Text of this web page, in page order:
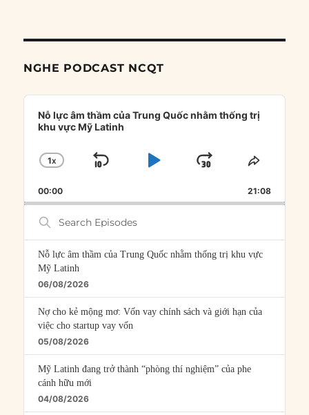
NGHE PODCAST NCQT
Audio
Player
Nỗ lực âm thầm của Trung Quốc nhằm thống trị
khu vực Mỹ Latinh
CHANGE
RATE
1X
SKIP
PLAYJUMP
FORWARD
SHARE
00:00 21:08
Search
Episodes
Nỗ lực âm thầm của Trung Quốc nhằm thống trị khu vực
Mỹ Latinh
06/08/2026
Nợ cho kẻ mộng mơ: Vốn vay chính sách và giới hạn của
việc cho startup vay vốn
05/08/2026
Mỹ Latinh đang trở thành “phòng thí nghiệm” của phe
cánh hữu mới
04/08/2026